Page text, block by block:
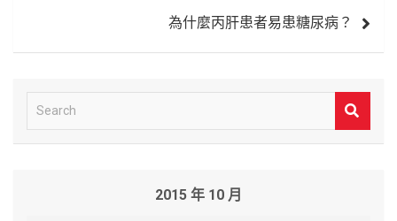
為什麼丙肝患者易患糖尿病？
e
2015 年 10 月